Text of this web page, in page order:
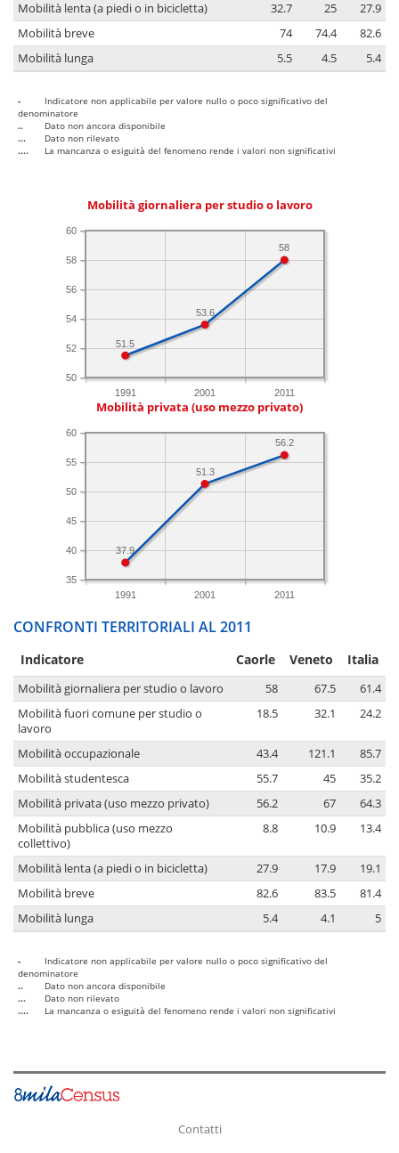
Mobilità lenta (a piedi o in bicicletta)
32.7 25
27.9
Mobilità breve
74 74.4
82.6
Mobilità lunga
5.5 4.5 5.4
-
Indicatore non applicabile per valore nullo o poco significativo del
denominatore
..
Dato non ancora disponibile
...
Dato non rilevato
....
La mancanza o esiguità del fenomeno rende i valori non significativi
Mobilità giornaliera per studio o lavoro
1991 2001 2011
50
52
54
56
58
60
58
53.6
51.5
Mobilità privata (uso mezzo privato)
1991 2001 2011
35
40
45
50
55
60
56.2
51.3
37.9
CONFRONTI TERRITORIALI AL 2011
Indicatore Caorle Veneto Italia
Mobilità giornaliera per studio o lavoro 58 67.5
61.4
Mobilità fuori comune per studio o
lavoro
18.5 32.1 24.2
Mobilità occupazionale 43.4 121.1
85.7
Mobilità studentesca
55.7 45
35.2
Mobilità privata (uso mezzo privato)
56.2 67
64.3
Mobilità pubblica (uso mezzo
collettivo)
8.8 10.9 13.4
Mobilità lenta (a piedi o in bicicletta) 27.9 17.9
19.1
Mobilità breve
82.6 83.5
81.4
Mobilità lunga
5.4 4.1 5
-
Indicatore non applicabile per valore nullo o poco significativo del
denominatore
..
Dato non ancora disponibile
...
Dato non rilevato
....
La mancanza o esiguità del fenomeno rende i valori non significativi
Contatti